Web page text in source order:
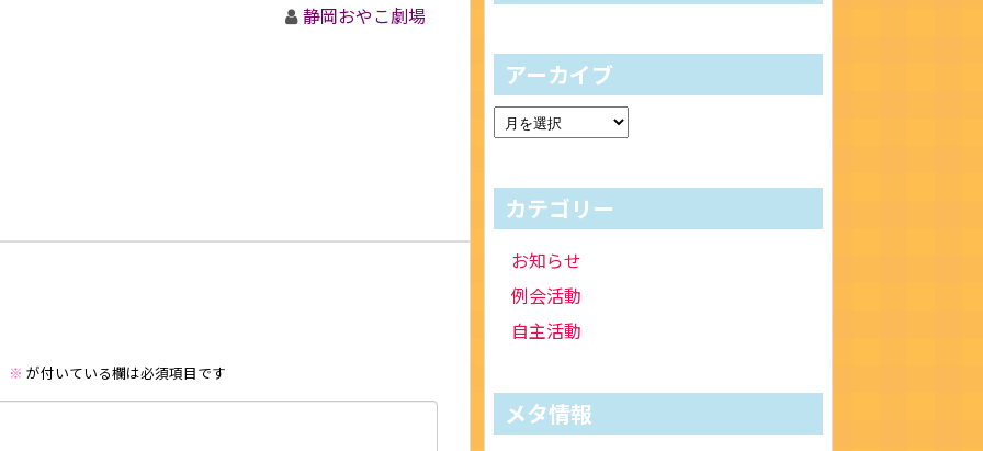
静岡おやこ劇場
※ が付いている欄は必須項目です
アーカイブ
カテゴリー
お知らせ
例会活動
自主活動
メタ情報